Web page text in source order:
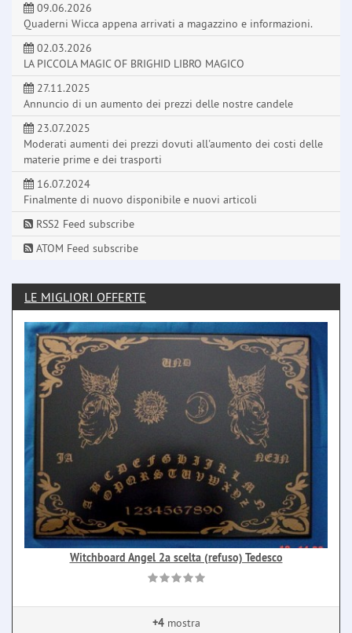
09.06.2026
Quaderni Wicca appena arrivati a magazzino e informazioni.
02.03.2026
LA PICCOLA MAGIC OF BRIGHID LIBRO MAGICO
27.11.2025
Annuncio di un aumento dei prezzi delle nostre candele
23.07.2025
Moderati aumenti dei prezzi dovuti all'aumento dei costi delle
materie prime e dei trasporti
16.07.2024
Finalmente di nuovo disponibile e nuovi articoli
RSS2 Feed subscribe
ATOM Feed subscribe
LE MIGLIORI OFFERTE
Witchboard Angel 2a scelta (refuso) Tedesco
+4mostra